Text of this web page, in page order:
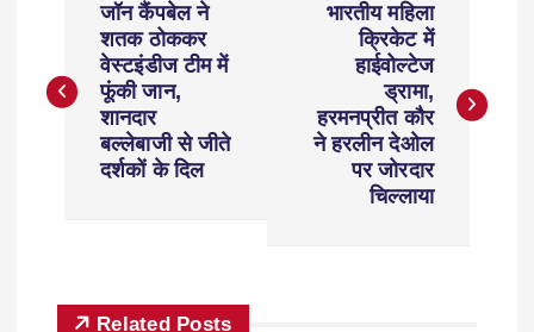
जॉन कैंपबेल ने
शतक ठोककर
वेस्टइंडीज टीम में
फूंकी जान,
शानदार
बल्लेबाजी से जीते
दर्शकों के दिल
भारतीय महिला
क्रिकेट में
हाईवोल्टेज
ड्रामा,
हरमनप्रीत कौर
ने हरलीन देओल
पर जोरदार
चिल्लाया
Related Posts